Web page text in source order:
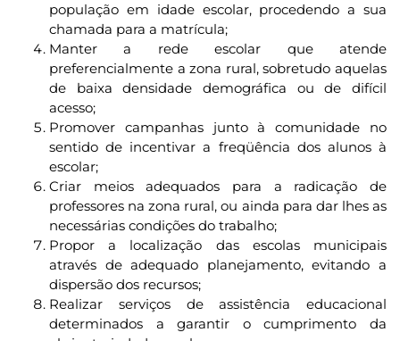
população em idade escolar, procedendo a sua
chamada para a matrícula;
Manter a rede escolar que atende
preferencialmente a zona rural, sobretudo aquelas
de baixa densidade demográfica ou de difícil
acesso;
Promover campanhas junto à comunidade no
sentido de incentivar a freqüência dos alunos à
escolar;
Criar meios adequados para a radicação de
professores na zona rural, ou ainda para dar lhes as
necessárias condições do trabalho;
Propor a localização das escolas municipais
através de adequado planejamento, evitando a
dispersão dos recursos;
Realizar serviços de assistência educacional
determinados a garantir o cumprimento da